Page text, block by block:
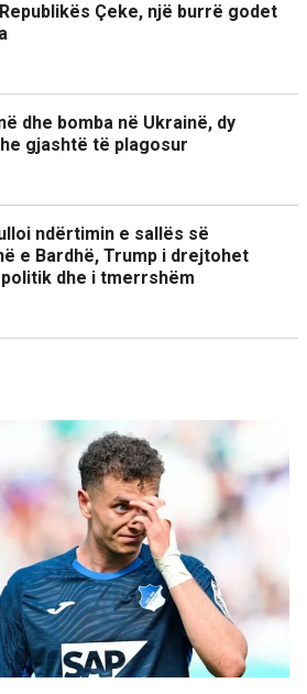
Çeke, një burrë godet
dhe bomba në Ukrainë, dy
gjashtë të plagosur
ndërtimin e sallës së
e Bardhë, Trump i drejtohet
politik dhe i tmerrshëm